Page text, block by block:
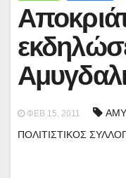
ΦΕΒ 15, 2011
ΠΟΛΙΤΙΣΤΙΚΟΣ